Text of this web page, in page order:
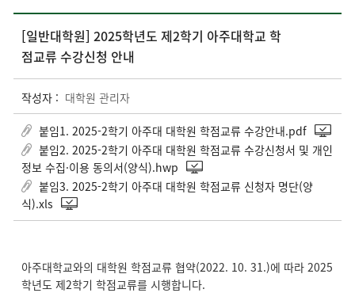
[일반대학원] 2025학년도 제2학기 아주대학교 학
점교류 수강신청 안내
작성자 : 대학원 관리자
붙임1. 2025-2학기 아주대 대학원 학점교류 수강안내.pdf
붙임2. 2025-2학기 아주대 대학원 학점교류 수강신청서 및 개인
정보 수집·이용 동의서(양식).hwp
붙임3. 2025-2학기 아주대 대학원 학점교류 신청자 명단(양
식).xls
아주대학교와의 대학원 학점교류 협약(2022. 10. 31.)에 따라 2025
학년도 제2학기 학점교류를 시행합니다.